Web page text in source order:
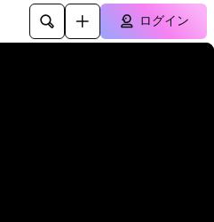
ログイン